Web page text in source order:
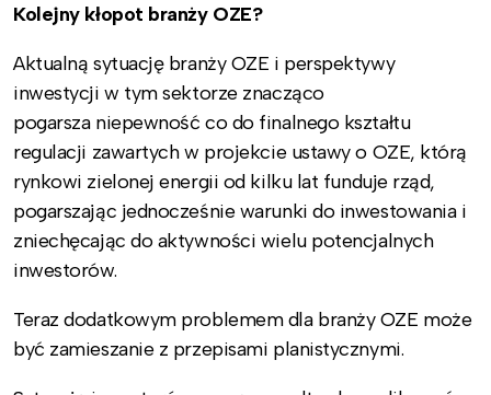
Kolejny kłopot branży OZE?
Aktualną sytuację branży OZE i perspektywy
inwestycji w tym sektorze znacząco
pogarsza niepewność co do finalnego kształtu
regulacji zawartych w projekcie ustawy o OZE, którą
rynkowi zielonej energii od kilku lat funduje rząd,
pogarszając jednocześnie warunki do inwestowania i
zniechęcając do aktywności wielu potencjalnych
inwestorów.
Teraz dodatkowym problemem dla branży OZE może
być zamieszanie z przepisami planistycznymi.